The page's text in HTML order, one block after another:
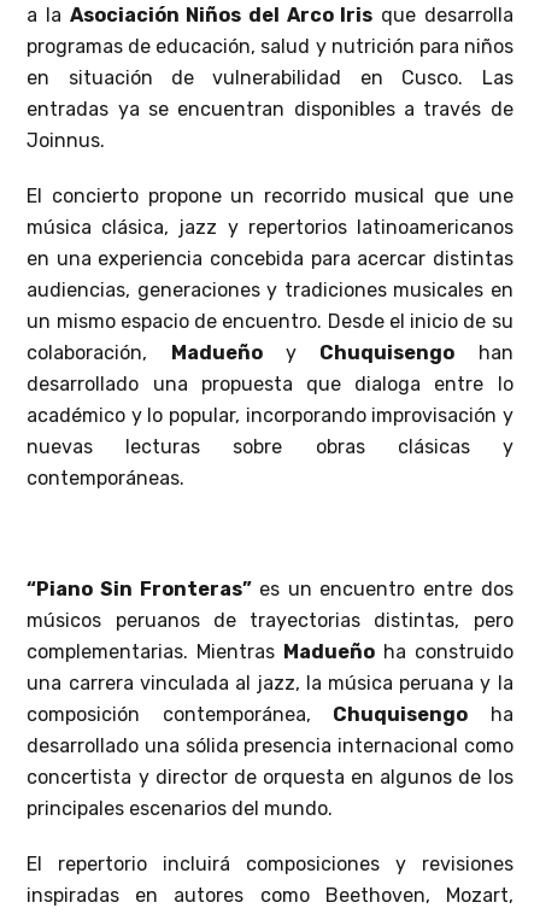
a la Asociación Niños del Arco Iris que desarrolla
programas de educación, salud y nutrición para niños
en situación de vulnerabilidad en Cusco. Las
entradas ya se encuentran disponibles a través de
Joinnus.
El concierto propone un recorrido musical que une
música clásica, jazz y repertorios latinoamericanos
en una experiencia concebida para acercar distintas
audiencias, generaciones y tradiciones musicales en
un mismo espacio de encuentro. Desde el inicio de su
colaboración,
Madueñoy Chuquisengo han
desarrollado una propuesta que dialoga entre lo
académico y lo popular, incorporando improvisación y
nuevas lecturas sobre obras clásicas y
contemporáneas.
“Piano Sin Fronteras”es un encuentro entre dos
músicos peruanos de trayectorias distintas, pero
complementarias. Mientras Madueño ha construido
una carrera vinculada al jazz, la música peruana y la
composición contemporánea, Chuquisengo ha
desarrollado una sólida presencia internacional como
concertista y director de orquesta en algunos de los
principales escenarios del mundo.
El repertorio incluirá composiciones y revisiones
inspiradas en autores como Beethoven, Mozart,